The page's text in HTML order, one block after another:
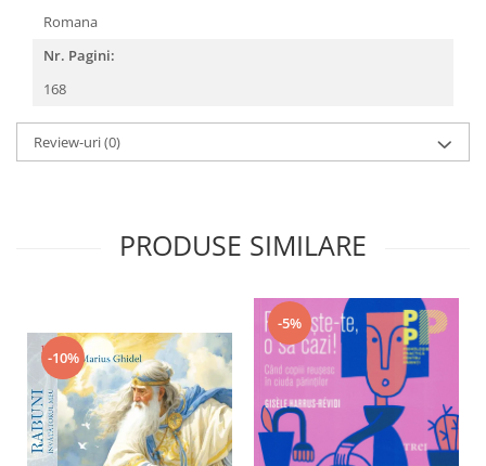
Romana
Nr. Pagini:
168
Review-uri(0)
PRODUSE SIMILARE
-10%
-5%